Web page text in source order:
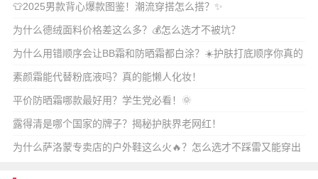
👕2025男款背心爆款图鉴！潮流穿搭怎么搭？✨
为什么德绒面料价格差这么多？💰怎么选才不被坑？
为什么用错顺序会让BB霜和防晒霜都白涂？☀️护肤打底顺序你真的
懂吗？
素颜霜能代替粉底液吗？真的能懒人化妆！
平价防晒霜哪款最好用？学生党必看！🌞
露得清是哪个国家的牌子？揭秘护肤界老网红！
为什么萨洛蒙专卖店的户外鞋这么火🔥？怎么选才不踩雷又能穿出